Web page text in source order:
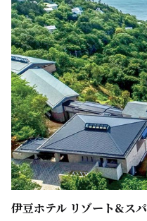
伊豆ホテル リゾート&スパ